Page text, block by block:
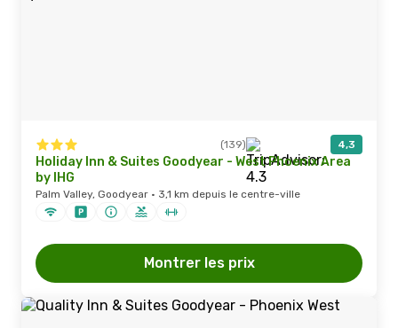
(139) 4,3
Holiday Inn & Suites Goodyear - West Phoenix Area
by IHG
Palm Valley, Goodyear · 3,1 km depuis le centre-ville
Montrer les prix